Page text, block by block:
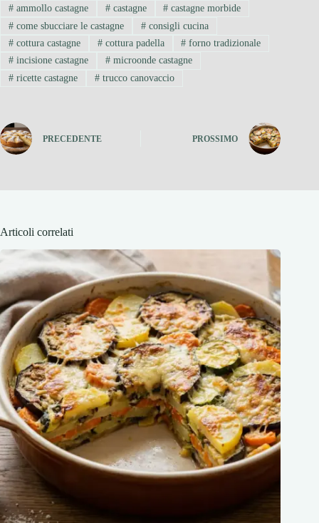
#ammollo castagne #castagne # castagne morbide
#come sbucciare le castagne #consigli cucina
#cottura castagne #cottura padella # forno tradizionale
#incisione castagne #microonde castagne
#ricette castagne #trucco canovaccio
PRECEDENTE PROSSIMO
Articoli correlati